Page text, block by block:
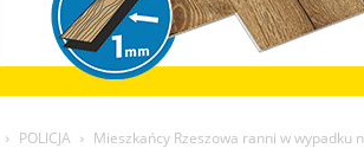
POLICJA Mieszkańcy Rzeszowa ranni w wypadku